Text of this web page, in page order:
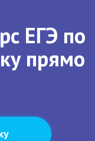
ЕГЭ по
прямо